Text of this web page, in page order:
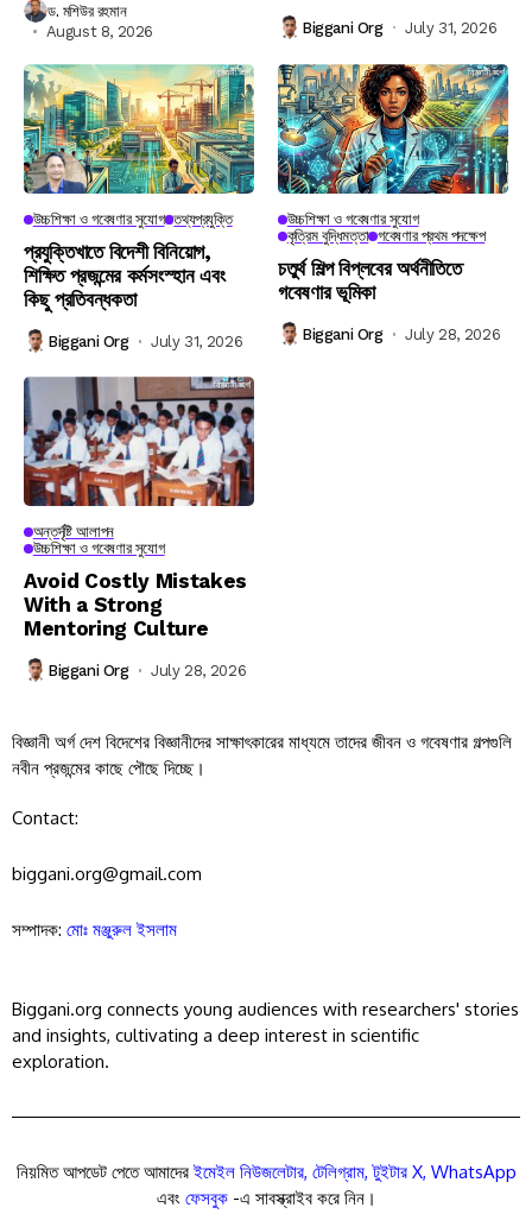
ড. মশিউর রহমান
August 8, 2026
Biggani Org July 31, 2026
উচ্চশিক্ষা ও গবেষণার সুযোগ তথ্যপ্রযুক্তি
প্রযুক্তিখাতে বিদেশী বিনিয়োগ,
শিক্ষিত প্রজন্মের কর্মসংস্হান এবং
কিছু প্রতিবন্ধকতা
Biggani Org July 31, 2026
উচ্চশিক্ষা ও গবেষণার সুযোগ
কৃত্রিম বুদ্ধিমত্তা গবেষণার প্রথম পদক্ষেপ
চতুর্থ শিল্প বিপ্লবের অর্থনীতিতে
গবেষণার ভূমিকা
Biggani Org July 28, 2026
অন্তর্দৃষ্টি আলাপন
উচ্চশিক্ষা ও গবেষণার সুযোগ
Avoid Costly Mistakes
With a Strong
Mentoring Culture
Biggani Org July 28, 2026
বিজ্ঞানী অর্গ দেশ বিদেশের বিজ্ঞানীদের সাক্ষাৎকারের মাধ্যমে তাদের জীবন ও গবেষণার গল্পগুলি
নবীন প্রজন্মের কাছে পৌছে দিচ্ছে।
Contact:
biggani.org@gmail.com
সম্পাদক: মোঃ মঞ্জুরুল ইসলাম
Biggani.org connects young audiences with researchers' stories
and insights, cultivating a deep interest in scientific
exploration.
নিয়মিত আপডেট পেতে আমাদেরইমেইল নিউজলেটার, টেলিগ্রাম,টুইটার X, WhatsApp
এবং ফেসবুক-এ সাবস্ক্রাইব করে নিন।